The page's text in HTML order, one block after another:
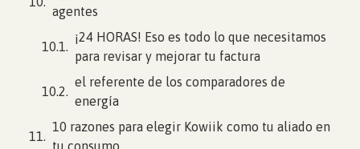
agentes
¡24 HORAS! Eso es todo lo que necesitamos
para revisar y mejorar tu factura
el referente de los comparadores de
energía
10 razones para elegir Kowiik como tu aliado en
tu consumo